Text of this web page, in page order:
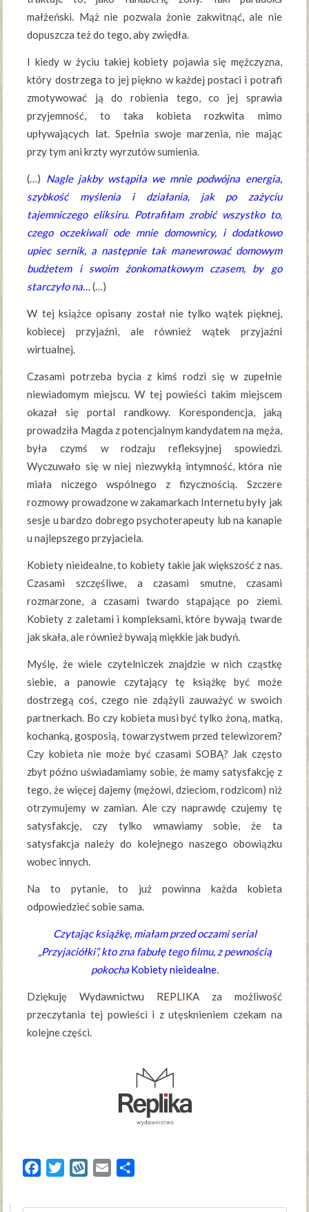
małżeński. Mąż nie pozwala żonie zakwitnąć, ale nie
dopuszcza też do tego, aby zwiędła.
I kiedy w życiu takiej kobiety pojawia się mężczyzna,
który dostrzega to jej piękno w każdej postaci i potrafi
zmotywować ją do robienia tego, co jej sprawia
przyjemność, to taka kobieta rozkwita mimo
upływających lat. Spełnia swoje marzenia, nie mając
przy tym ani krzty wyrzutów sumienia.
(…) Nagle jakby wstąpiła we mnie podwójna energia,
szybkość myślenia i działania, jak po zażyciu
tajemniczego eliksiru. Potrafiłam zrobić wszystko to,
czego oczekiwali ode mnie domownicy, i dodatkowo
upiec sernik, a następnie tak manewrować domowym
budżetem i swoim żonkomatkowym czasem, by go
starczyło na…(…)
W tej książce opisany został nie tylko wątek pięknej,
kobiecej przyjaźni, ale również wątek przyjaźni
wirtualnej.
Czasami potrzeba bycia z kimś rodzi się w zupełnie
niewiadomym miejscu. W tej powieści takim miejscem
okazał się portal randkowy. Korespondencja, jaką
prowadziła Magda z potencjalnym kandydatem na męża,
była czymś w rodzaju refleksyjnej spowiedzi.
Wyczuwało się w niej niezwykłą intymność, która nie
miała niczego wspólnego z fizycznością. Szczere
rozmowy prowadzone w zakamarkach Internetu były jak
sesje u bardzo dobrego psychoterapeuty lub na kanapie
u najlepszego przyjaciela.
Kobiety nieidealne, to kobiety takie jak większość z nas.
Czasami szczęśliwe, a czasami smutne, czasami
rozmarzone, a czasami twardo stąpające po ziemi.
Kobiety z zaletami i kompleksami, które bywają twarde
jak skała, ale również bywają miękkie jak budyń.
Myślę, że wiele czytelniczek znajdzie w nich cząstkę
siebie, a panowie czytający tę książkę być może
dostrzegą coś, czego nie zdążyli zauważyć w swoich
partnerkach. Bo czy kobieta musi być tylko żoną, matką,
kochanką, gosposią, towarzystwem przed telewizorem?
Czy kobieta nie może być czasami SOBĄ? Jak często
zbyt późno uświadamiamy sobie, że mamy satysfakcję z
tego, że więcej dajemy (mężowi, dzieciom, rodzicom) niż
otrzymujemy w zamian. Ale czy naprawdę czujemy tę
satysfakcję, czy tylko wmawiamy sobie, że ta
satysfakcja należy do kolejnego naszego obowiązku
wobec innych.
Na to pytanie, to już powinna każda kobieta
odpowiedzieć sobie sama.
Czytając książkę, miałam przed oczami serial
„Przyjaciółki”, kto zna fabułę tego filmu, z pewnością
pokocha Kobiety nieidealne.
Dziękuję Wydawnictwu REPLIKA za możliwość
przeczytania tej powieści i z utęsknieniem czekam na
kolejne części.
FacebookTwitterWykopEmail